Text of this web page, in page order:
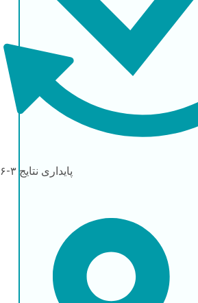
پایداری نتایج ۳-۶ ماه